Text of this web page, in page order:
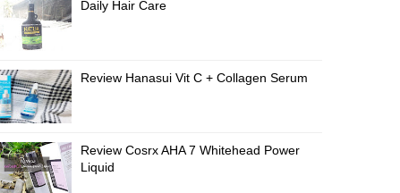
Daily Hair Care
Review Hanasui Vit C + Collagen Serum
Review Cosrx AHA 7 Whitehead Power
Liquid